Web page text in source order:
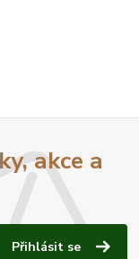
akce a
Přihlásit se